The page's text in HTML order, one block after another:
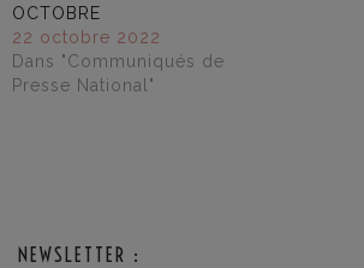
OCTOBRE
22 octobre 2022
Dans "Communiqués de
Presse National"
NEWSLETTER :